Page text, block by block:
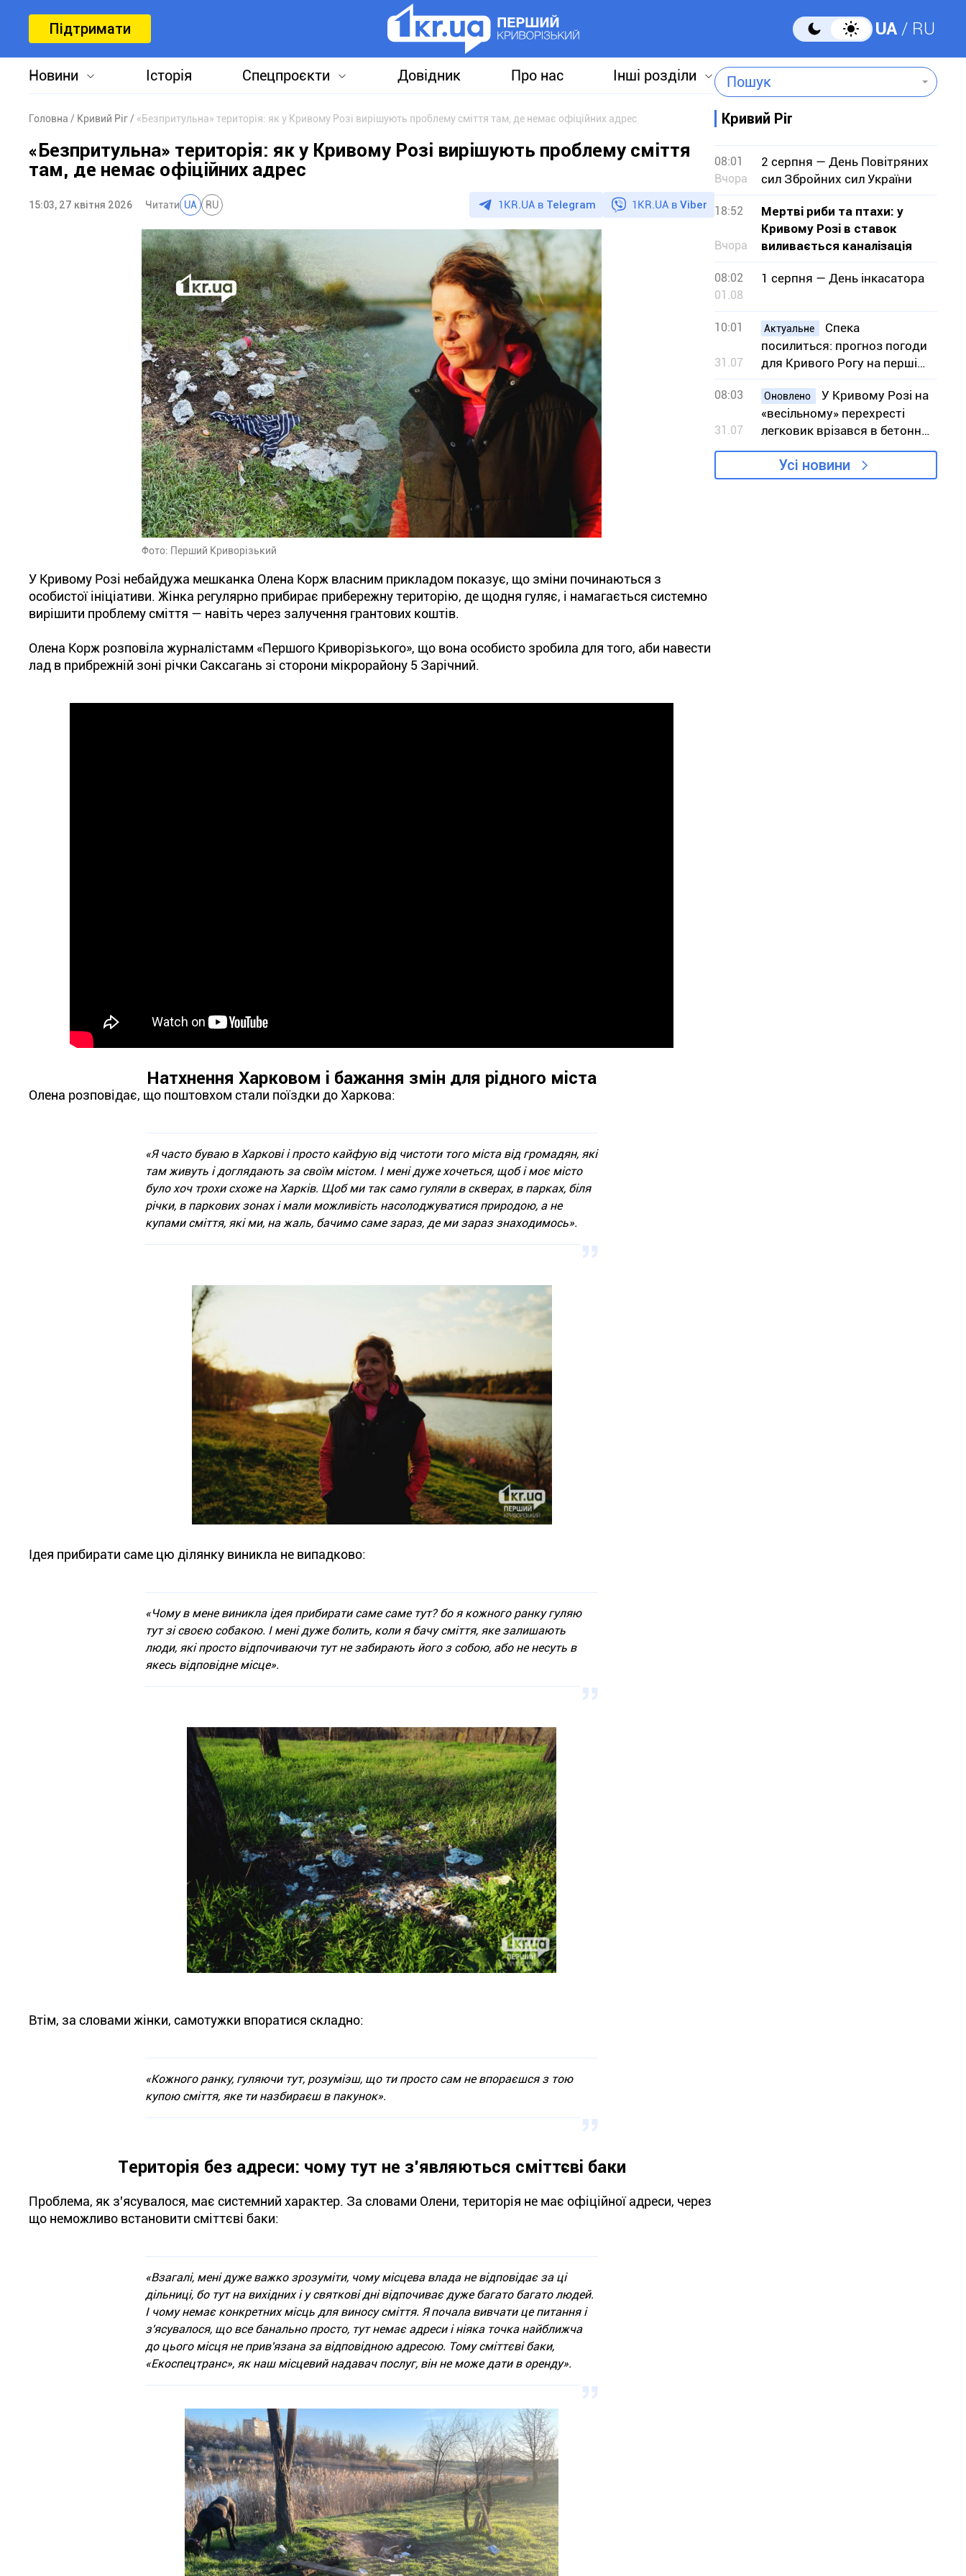
Підтримати UA RU
Новини Історія Спецпроєкти Довідник Про нас Інші розділи Пошук
Головна Кривий Ріг «Безпритульна» територія: як у Кривому Розі вирішують проблему сміття там, де немає офіційних адрес
«Безпритульна» територія: як у Кривому Розі вирішують проблему сміття
там, де немає офіційних адрес
15:03, 27 квітня 2026 Читати UA RU 1KR.UA в Telegram 1KR.UA в Viber
Фото: Перший Криворізький
У Кривому Розі небайдужа мешканка Олена Корж власним прикладом показує, що зміни починаються з
особистої ініціативи. Жінка регулярно прибирає прибережну територію, де щодня гуляє, і намагається системно
вирішити проблему сміття — навіть через залучення грантових коштів.
Олена Корж розповіла журналістамм «Першого Криворізького», що вона особисто зробила для того, аби навести
лад в прибрежній зоні річки Саксагань зі сторони мікрорайону 5 Зарічний.
Натхнення Харковом і бажання змін для рідного міста
Олена розповідає, що поштовхом стали поїздки до Харкова:
«Я часто буваю в Харкові і просто кайфую від чистоти того міста від громадян, які
там живуть і доглядають за своїм містом. І мені дуже хочеться, щоб і моє місто
було хоч трохи схоже на Харків. Щоб ми так само гуляли в скверах, в парках, біля
річки, в паркових зонах і мали можливість насолоджуватися природою, а не
купами сміття, які ми, на жаль, бачимо саме зараз, де ми зараз знаходимось».
Ідея прибирати саме цю ділянку виникла не випадково:
«Чому в мене виникла ідея прибирати саме саме тут? бо я кожного ранку гуляю
тут зі своєю собакою. І мені дуже болить, коли я бачу сміття, яке залишають
люди, які просто відпочиваючи тут не забирають його з собою, або не несуть в
якесь відповідне місце».
Втім, за словами жінки, самотужки впоратися складно:
«Кожного ранку, гуляючи тут, розуміэш, що ти просто сам не впораєшся з тою
купою сміття, яке ти назбираєш в пакунок».
Територія без адреси: чому тут не з'являються сміттєві баки
Проблема, як з'ясувалося, має системний характер. За словами Олени, територія не має офіційної адреси, через
що неможливо встановити сміттєві баки:
«Взагалі, мені дуже важко зрозуміти, чому місцева влада не відповідає за ці
дільниці, бо тут на вихідних і у святкові дні відпочиває дуже багато багато людей.
І чому немає конкретних місць для виносу сміття. Я почала вивчати це питання і
з'ясувалося, що все банально просто, тут немає адреси і ніяка точка найближча
до цього місця не прив'язана за відповідною адресою. Тому сміттєві баки,
«Екоспецтранс», як наш місцевий надавач послуг, він не може дати в оренду».
Кривий Ріг
08:01
Вчора
2 серпня — День Повітряних
сил Збройних сил України
18:52
Вчора
Мертві риби та птахи: у
Кривому Розі в ставок
виливається каналізація
08:02
01.08
1 серпня — День інкасатора
10:01
31.07
Актуальне
Спека
посилиться: прогноз погоди
для Кривого Рогу на перші
вихідні серпня
08:03
31.07
Оновлено
У Кривому Розі на
«весільному» перехресті
легковик врізався в бетонну
конструкцію
Усі новини